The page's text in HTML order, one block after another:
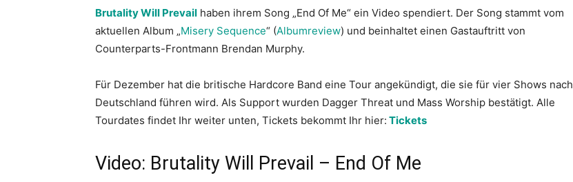
Brutality Will Prevail haben ihrem Song „End Of Me“ ein Video spendiert. Der Song stammt vom
aktuellen Album „Misery Sequence“ (Albumreview) und beinhaltet einen Gastauftritt von
Counterparts-Frontmann Brendan Murphy.
Für Dezember hat die britische Hardcore Band eine Tour angekündigt, die sie für vier Shows nach
Deutschland führen wird. Als Support wurden Dagger Threat und Mass Worship bestätigt. Alle
Tourdates findet Ihr weiter unten, Tickets bekommt Ihr hier: Tickets
Video: Brutality Will Prevail – End Of Me